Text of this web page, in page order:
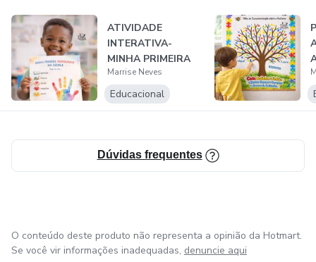
ATIVIDADE
INTERATIVA-
MINHA PRIMEIRA
MARQUINHA NA
ESCOLA
Marrise Neves
Educacional
Dúvidas frequentes
O conteúdo deste produto não representa a opinião da Hotmart.
Se você vir informações inadequadas, denuncie aqui